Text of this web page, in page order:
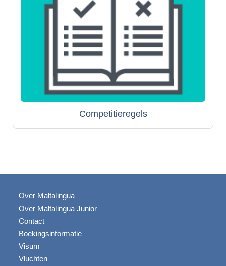
Competitieregels
Over Maltalingua
Over Maltalingua Junior
Contact
Boekingsinformatie
Visum
Vluchten